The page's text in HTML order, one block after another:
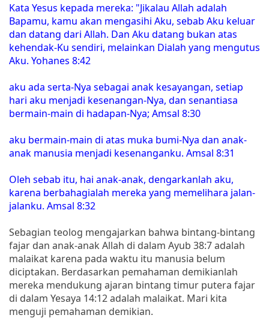
Kata Yesus kepada mereka: "Jikalau Allah adalah
Bapamu, kamu akan mengasihi Aku, sebab Aku keluar
dan datang dari Allah. Dan Aku datang bukan atas
kehendak-Ku sendiri, melainkan Dialah yang mengutus
Aku. Yohanes 8:42
aku ada serta-Nya sebagai anak kesayangan, setiap
hari aku menjadi kesenangan-Nya, dan senantiasa
bermain-main di hadapan-Nya; Amsal 8:30
aku bermain-main di atas muka bumi-Nya dan anak-
anak manusia menjadi kesenanganku. Amsal 8:31
Oleh sebab itu, hai anak-anak, dengarkanlah aku,
karena berbahagialah mereka yang memelihara jalan-
jalanku. Amsal 8:32
Sebagian teolog mengajarkan bahwa bintang-bintang
fajar dan anak-anak Allah di dalam Ayub 38:7 adalah
malaikat karena pada waktu itu manusia belum
diciptakan. Berdasarkan pemahaman demikianlah
mereka mendukung ajaran bintang timur putera fajar
di dalam Yesaya 14:12 adalah malaikat. Mari kita
menguji pemahaman demikian.